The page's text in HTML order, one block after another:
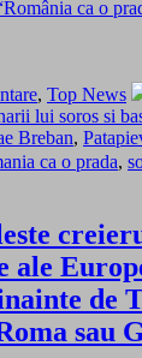
ca o
, Top News
lui soros si
Breban,
ca o prada,
ale
de
sau